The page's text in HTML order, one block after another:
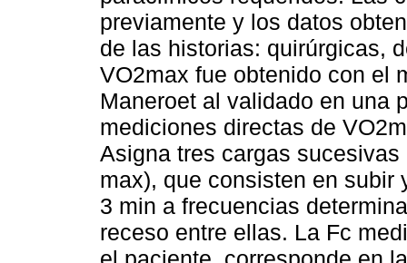
previamente y los datos
de las historias: quirúrgicas,
VO2max fue obtenido con el
Maneroet al validado en una
mediciones directas de
Asigna tres cargas
max), que consisten en subir
3 min a frecuencias
receso entre ellas. La Fc